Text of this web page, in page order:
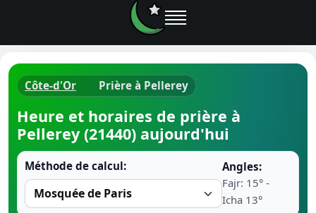
Ramadan
Côte-d'Or Prière à Pellerey
Heure et horaires de prière à
Pellerey (21440) aujourd'hui
Méthode de calcul:
Angles:
Fajr: 15° -
Icha 13°